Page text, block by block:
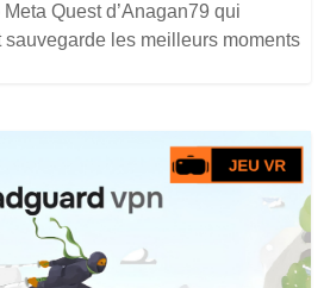
Quest d’Anagan79 qui
les meilleurs moments